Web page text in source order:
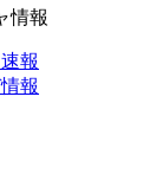
情報
報
報